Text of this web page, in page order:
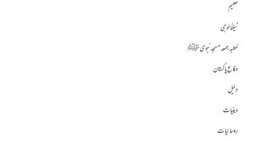
تعلیم
ٹیکنالوجی
خطبہ جمعہ مسجد نبوی ﷺ
دفاع پاکستان
دلیل
دینیات
روحانیات